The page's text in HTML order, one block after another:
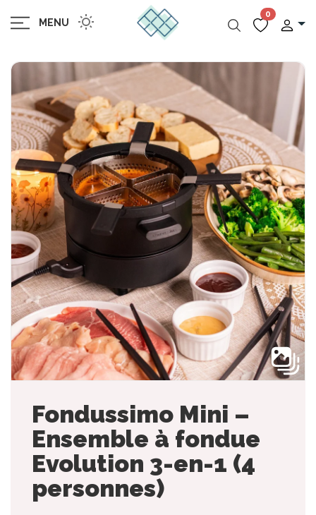
MENU
0
Fondussimo Mini –
Ensemble à fondue
Evolution 3-en-1 (4
personnes)